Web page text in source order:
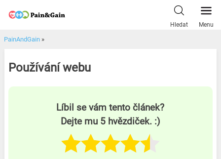
Hledat Menu
PainAndGain »
Používání webu
Líbil se vám tento článek?
Dejte mu 5 hvězdiček. :)